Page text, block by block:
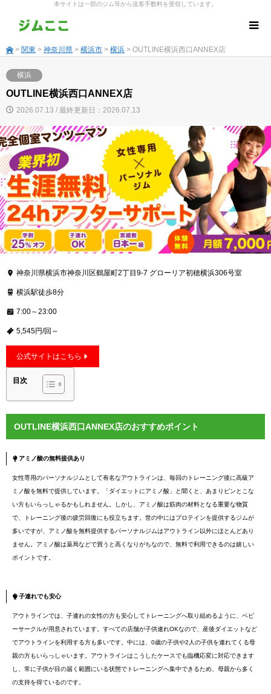
本サイトは一部のジム等から送客手数料を受領しています。
> 関東 > 神奈川県 > 横浜市 > 横浜 > OUTLINE横浜西口ANNEX店
横浜
OUTLINE横浜西口ANNEX店
2026.07.13 / 最終更新日：2026.07.13
神奈川県横浜市神奈川区鶴屋町2丁目9-7 グローリア初穂横浜306号室
横浜駅徒歩8分
7:00～23:00
5,545円/回～
公式サイトはこちら
目次
OUTLINE横浜西口ANNEX店のおすすめポイント
アミノ酸の無料提供あり
女性専用のパーソナルジムとして有名なアウトラインは、毎回のトレーニング後に高級ア
ミノ酸を無料で提供しています。「ダイエットにアミノ酸」と聞くと、あまりピンとこな
い方もいらっしゃるかもしれません。しかし、アミノ酸は筋肉の材料となる重要な物質
で、トレーニング後の疲労回復にも役立ちます。世の中にはプロテインを提供するジムが
多いですが、アミノ酸を無料提供するパーソナルジムはアウトライン以外にほとんどあり
ません。アミノ酸は薬局などで買うと高くなりがちなので、無料で利用できるのは嬉しい
ポイントです。
子連れでも安心
アウトラインでは、子連れの女性の方も安心してトレーニングへ取り組めるように、ベビ
ーサークルが用意されています。すべての店舗が子供連れOKなので、産後ダイエットなど
でアウトラインを利用する方も多いです。中には、0歳の子供や2人の子供を連れてくる母
親の方もいらっしゃいます。アウトラインはこうしたケースでも臨機応変に対応できます
し、常に子供が目の届く範囲にいる状態でトレーニングへ集中できるため、母親から多く
の支持を得ているのです。